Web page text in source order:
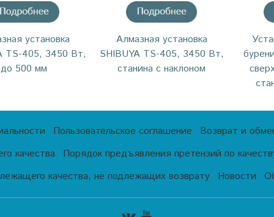
установка
TS-405, 3450 Вт,
до 500 мм
Алмазная установка
SHIBUYA TS-405, 3450 Вт,
станина с наклоном
Пользовательское соглашение
Возврат и
качества
Порядок предъявления претензий по
качества, не подлежащих возврату
Новости